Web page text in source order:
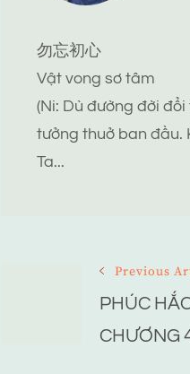
勿忘初心
Vật vong sơ tâm
(Ni: Dù đường đời
tưởng thuở ban đầu.
Ta...
Navigation
Previous
PHÚC
CHƯƠNG